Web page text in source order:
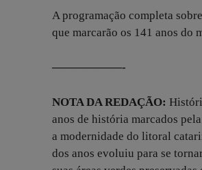
A programação completa
que marcarão os 141 anos do
——————-
NOTA DA REDAÇÃO:
anos de história marcados
a modernidade do litoral
dos anos evoluiu para se